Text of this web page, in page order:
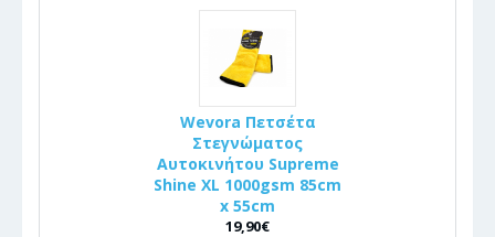
Wevora Πετσέτα
Στεγνώματος
Αυτοκινήτου Supreme
Shine XL 1000gsm 85cm
x 55cm
19,90€